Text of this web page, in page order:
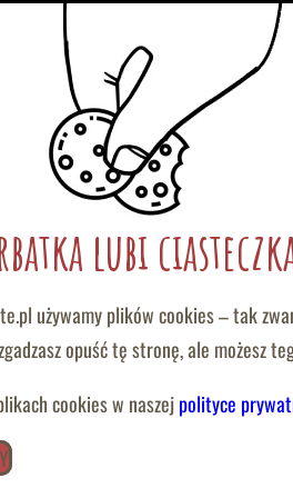
tel/whatsapp:+48 788 663 777
i Władz Samorządowych
miasta to tylko puste słowa?
jako prezeska Fundacji Daj
się od miesięcy. Bezsilność wobec
lubi
używamy plików cookies – tak
opuść tę stronę, ale możesz
cookies w naszejpolityce